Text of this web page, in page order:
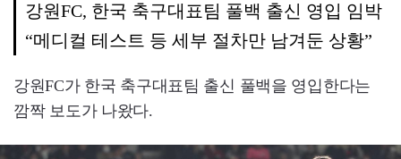
강원FC, 한국 축구대표팀 풀백 출신 영입 임박
“메디컬 테스트 등 세부 절차만 남겨둔 상황”
강원FC가 한국 축구대표팀 출신 풀백을 영입한다는
깜짝 보도가 나왔다.